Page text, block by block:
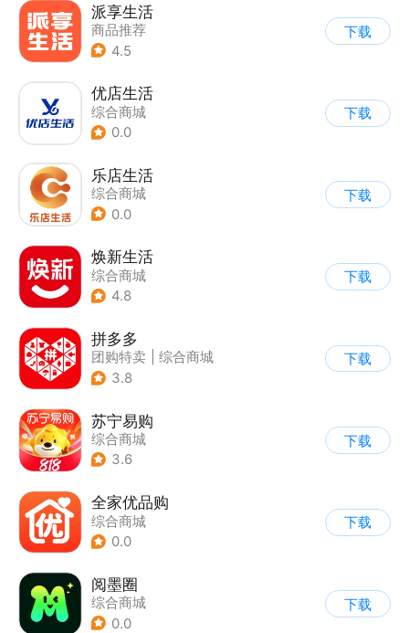
派享生活
商品推荐
4.5
下载
优店生活
综合商城
0.0
下载
乐店生活
综合商城
0.0
下载
焕新生活
综合商城
4.8
下载
拼多多
团购特卖
综合商城
3.8
下载
苏宁易购
综合商城
3.6
下载
全家优品购
综合商城
0.0
下载
阅墨圈
综合商城
0.0
下载